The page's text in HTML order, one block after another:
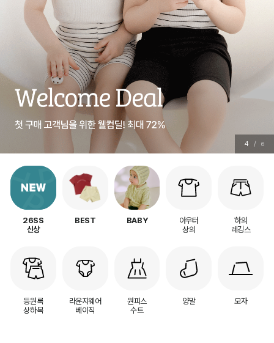
4 / 6
26SS
신상
BEST BABY
아우터
상의
하의
레깅스
등원룩
상하복
라운지웨어
베이직
원피스
수트
양말 모자